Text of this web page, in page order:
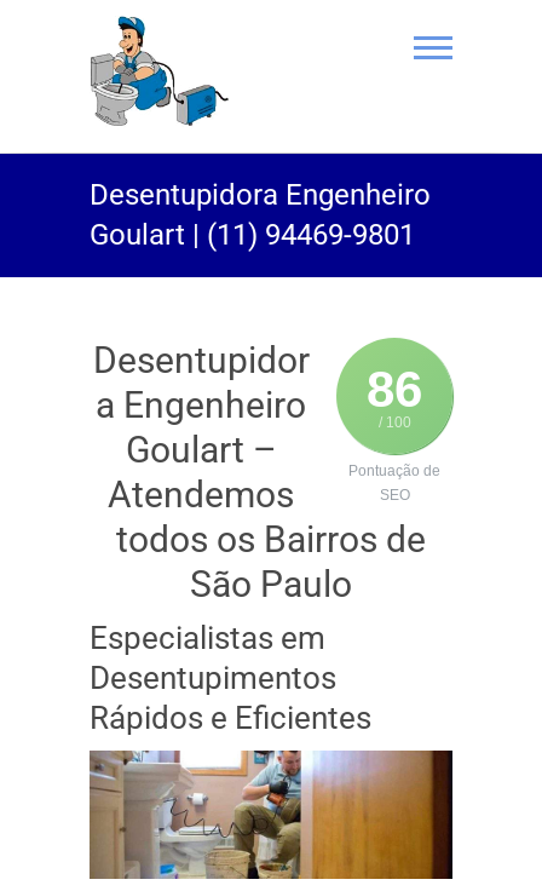
(11) 94469-
9801 |
Desentupidora
Rei do Esgoto
Desentupidora Engenheiro
Goulart | (11) 94469-9801
86
/ 100
Pontuação de
SEO
Desentupidor
a Engenheiro
Goulart –
Atendemos
todos os Bairros de
São Paulo
Especialistas em
Desentupimentos
Rápidos e Eficientes